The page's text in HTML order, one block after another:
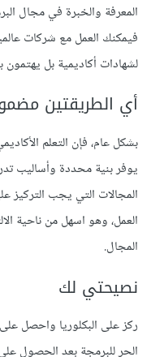
المعرفة والخبرة في مجال
فيمكنك العمل مع شركات
لشهادات أكاديمية بل يهتمون
أي الطريقتين
بشكل عام، فإن التعلم
يوفر بنية محددة وأساليب
المجالات التي يجب التركيز
العمل، وهو اسهل من ناحية
المجال.
نصيحتي لك
ركز على البكلوريا واحصل
الحر للبرمجة بعد الحصول على